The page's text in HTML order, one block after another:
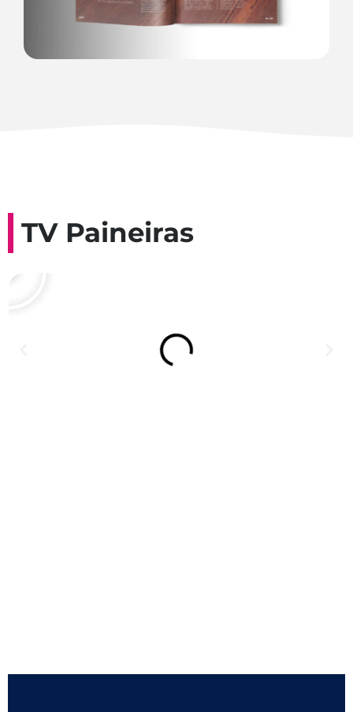
TV Paineiras